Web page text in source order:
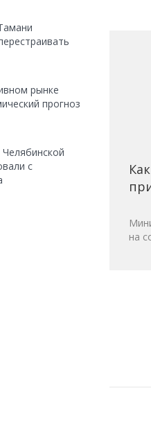
рынке
прогноз
с
на